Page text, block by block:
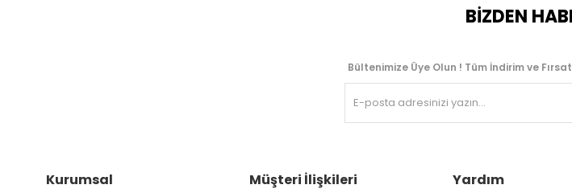
BİZDEN
Bültenimize Üye Olun ! Tüm İndirim ve
Kurumsal Müşteri İlişkileri Yardım